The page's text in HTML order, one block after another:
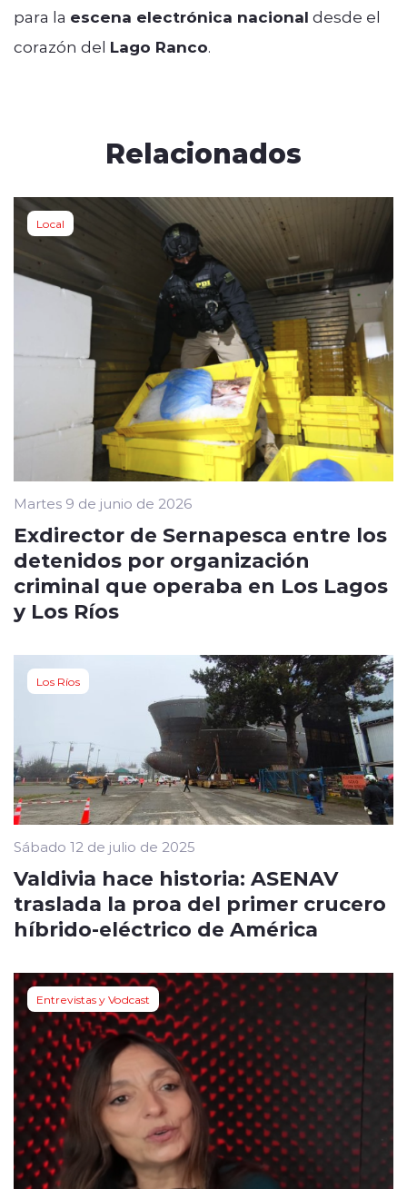
para la escena electrónica nacional desde el
corazón del Lago Ranco.
Relacionados
Local
Martes 9 de junio de 2026
Exdirector de Sernapesca entre los
detenidos por organización
criminal que operaba en Los Lagos
y Los Ríos
Los Ríos
Sábado 12 de julio de 2025
Valdivia hace historia: ASENAV
traslada la proa del primer crucero
híbrido-eléctrico de América
Entrevistas y Vodcast